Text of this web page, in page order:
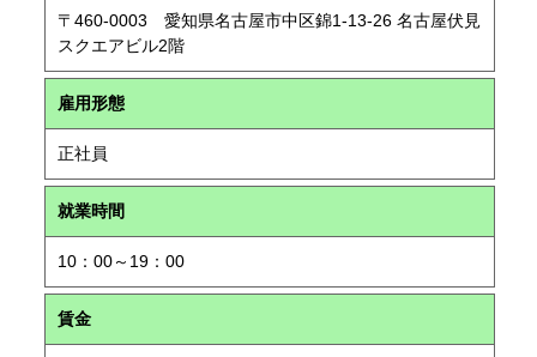
〒460-0003 愛知県名古屋市中区錦1-13-26 名古屋伏見
スクエアビル2階
雇用形態
正社員
就業時間
10：00～19：00
賃金